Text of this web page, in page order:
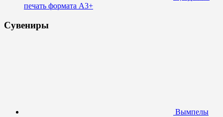
печать формата А3+
Сувениры
Вымпелы